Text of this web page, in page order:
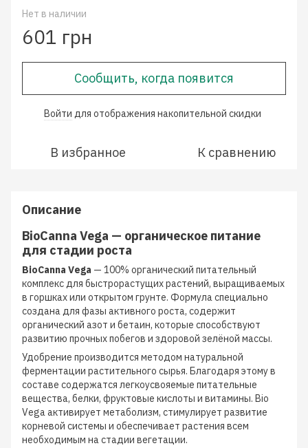
Нет в наличии
601 грн
Сообщить, когда появится
Войти для отображения накопительной скидки
В избранное К сравнению
Описание
BioCanna Vega — органическое питание
для стадии роста
BioCanna Vega — 100% органический питательный
комплекс для быстрорастущих растений, выращиваемых
в горшках или открытом грунте. Формула специально
создана для фазы активного роста, содержит
органический азот и бетаин, которые способствуют
развитию прочных побегов и здоровой зелёной массы.
Удобрение производится методом натуральной
ферментации растительного сырья. Благодаря этому в
составе содержатся легкоусвояемые питательные
вещества, белки, фруктовые кислоты и витамины. Bio
Vega активирует метаболизм, стимулирует развитие
корневой системы и обеспечивает растения всем
необходимым на стадии вегетации.